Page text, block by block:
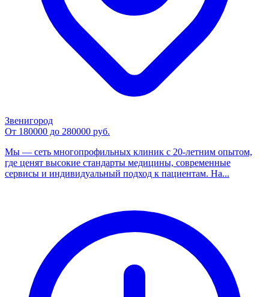
Звенигород
От 180000 до 280000 руб.
Мы — сеть многопрофильных клиник с 20-летним опытом,
где ценят высокие стандарты медицины, современные
сервисы и индивидуальный подход к пациентам. На...